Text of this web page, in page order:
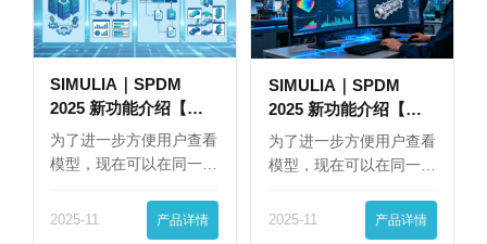
SIMULIA｜SPDM
2025 新功能介绍【下
篇】
为了进一步方便用户查看
模型，现在可以在同一
2025-11 产品详情
SIMULIA｜SPDM
2025 新功能介绍【上
篇】
为了进一步方便用户查看
模型，现在可以在同一
2025-11 产品详情